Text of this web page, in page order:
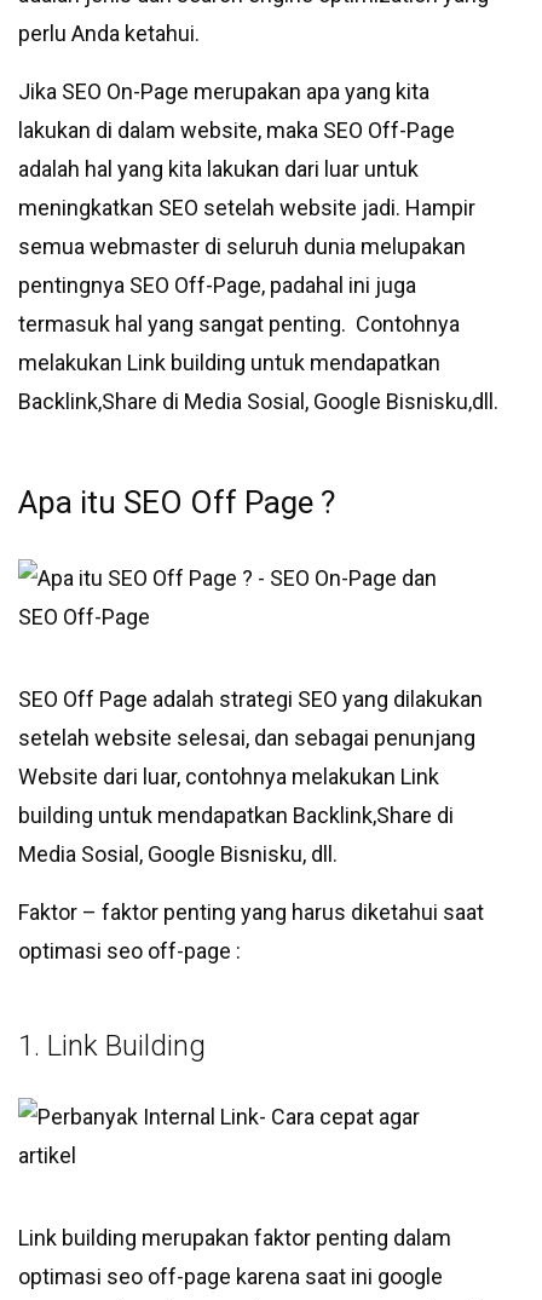
perlu Anda ketahui.
Jika SEO On-Page merupakan apa yang kita
lakukan di dalam website, maka SEO Off-Page
adalah hal yang kita lakukan dari luar untuk
meningkatkan SEO setelah website jadi. Hampir
semua webmaster di seluruh dunia melupakan
pentingnya SEO Off-Page, padahal ini juga
termasuk hal yang sangat penting. Contohnya
melakukan Link building untuk mendapatkan
Backlink,Share di Media Sosial, Google Bisnisku,dll.
Apa itu SEO Off Page ?
SEO Off Page adalah strategi SEO yang dilakukan
setelah website selesai, dan sebagai penunjang
Website dari luar, contohnya melakukan Link
building untuk mendapatkan Backlink,Share di
Media Sosial, Google Bisnisku, dll.
Faktor – faktor penting yang harus diketahui saat
optimasi seo off-page :
1. Link Building
Link building merupakan faktor penting dalam
optimasi seo off-page karena saat ini google